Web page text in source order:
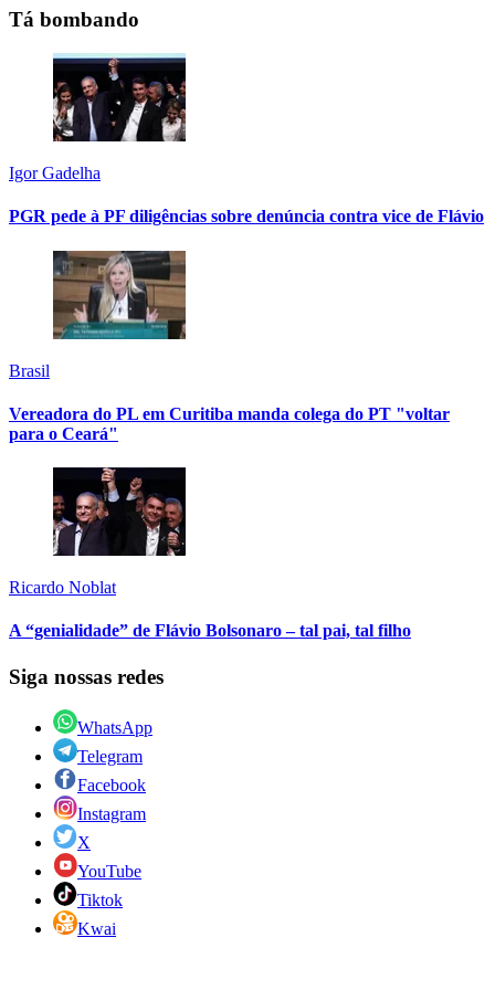
Tá bombando
Igor Gadelha
PGR pede à PF diligências sobre denúncia contra vice de Flávio
Brasil
Vereadora do PL em Curitiba manda colega do PT "voltar
para o Ceará"
Ricardo Noblat
A “genialidade” de Flávio Bolsonaro – tal pai, tal filho
Siga nossas redes
WhatsApp
Telegram
Facebook
Instagram
X
YouTube
Tiktok
Kwai